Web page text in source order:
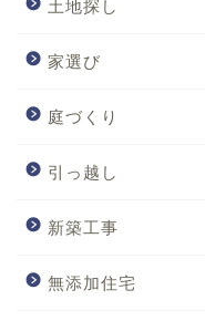
土地探し
家選び
庭づくり
引っ越し
新築工事
無添加住宅